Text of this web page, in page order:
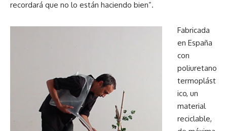
recordará que no lo están haciendo bien”.
Fabricada
en España
con
poliuretano
termoplást
ico, un
material
reciclable,